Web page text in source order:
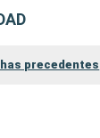
precedentes